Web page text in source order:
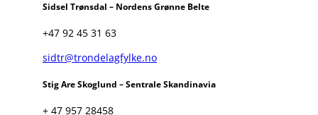
Sidsel Trønsdal – Nordens Grønne Belte
+47 92 45 31 63
sidtr@trondelagfylke.no
Stig Are Skoglund – Sentrale Skandinavia
+ 47 957 28458